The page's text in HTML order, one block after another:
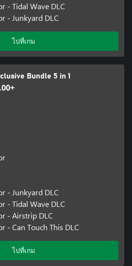
- Tidal Wave DLC
- Junkyard DLC
ไปที่เกม
Bundle 5 in 1
- Junkyard DLC
- Tidal Wave DLC
- Airstrip DLC
- Can Touch This DLC
ไปที่เกม